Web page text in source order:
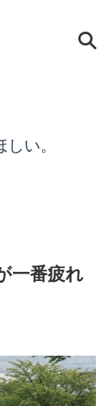
い。
一番疲れ